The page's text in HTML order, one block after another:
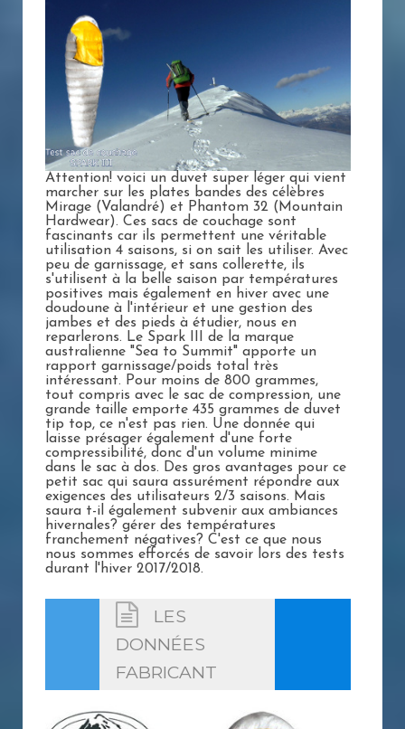
Attention! voici un duvet super léger qui vient
marcher sur les plates bandes des célèbres
Mirage (Valandré) et Phantom 32 (Mountain
Hardwear). Ces sacs de couchage sont
fascinants car ils permettent une véritable
utilisation 4 saisons, si on sait les utiliser. Avec
peu de garnissage, et sans collerette, ils
s'utilisent à la belle saison par températures
positives mais également en hiver avec une
doudoune à l'intérieur et une gestion des
jambes et des pieds à étudier, nous en
reparlerons. Le Spark III de la marque
australienne "Sea to Summit" apporte un
rapport garnissage/poids total très
intéressant. Pour moins de 800 grammes,
tout compris avec le sac de compression, une
grande taille emporte 435 grammes de duvet
tip top, ce n'est pas rien. Une donnée qui
laisse présager également d'une forte
compressibilité, donc d'un volume minime
dans le sac à dos. Des gros avantages pour ce
petit sac qui saura assurément répondre aux
exigences des utilisateurs 2/3 saisons. Mais
saura t-il également subvenir aux ambiances
hivernales? gérer des températures
franchement négatives? C'est ce que nous
nous sommes efforcés de savoir lors des tests
durant l'hiver 2017/2018.
LES
DONNÉES
FABRICANT